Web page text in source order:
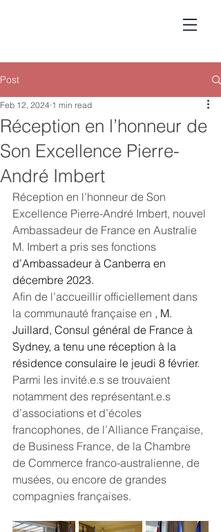
Post
Réception en l’honneur de
Son Excellence Pierre-
André Imbert
Feb 12, 2024 1 min read
Réception en l’honneur de Son
Excellence Pierre-André Imbert, nouvel
Ambassadeur de France en Australie
M. Imbert a pris ses fonctions
d’Ambassadeur à Canberra en
décembre 2023.
Afin de l’accueillir officiellement dans
la communauté française en , M.
Juillard, Consul général de France à
Sydney, a tenu une réception à la
résidence consulaire le jeudi 8 février.
Parmi les invité.e.s se trouvaient
notamment des représentant.e.s
d’associations et d’écoles
francophones, de l’Alliance Française,
de Business France, de la Chambre
de Commerce franco-australienne, de
musées, ou encore de grandes
compagnies françaises.